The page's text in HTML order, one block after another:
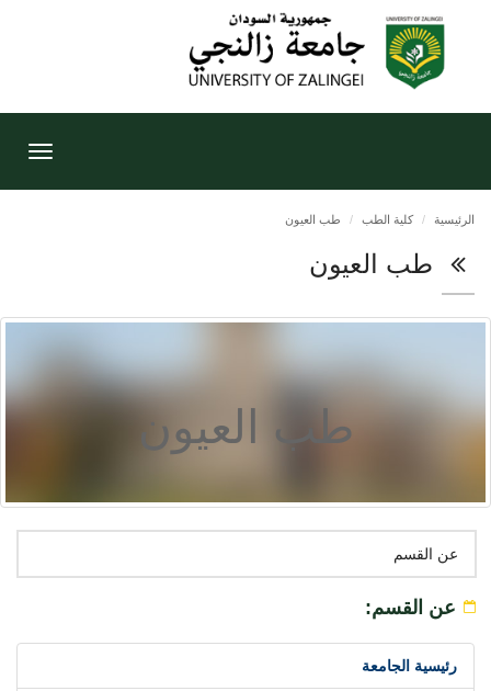
الرئيسية كلية الطب طب العيون
طب العيون
طب العيون
عن القسم
عن القسم:
رئيسية الجامعة